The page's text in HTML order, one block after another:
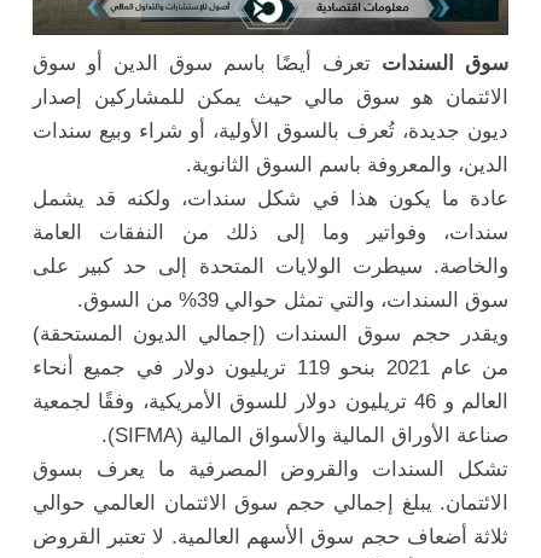
سوق السندات تعرف أيضًا باسم سوق الدين أو سوق
الائتمان هو سوق مالي حيث يمكن للمشاركين إصدار
ديون جديدة، تُعرف بالسوق الأولية، أو شراء وبيع سندات
الدين، والمعروفة باسم السوق الثانوية.
عادة ما يكون هذا في شكل سندات، ولكنه قد يشمل
سندات، وفواتير وما إلى ذلك من النفقات العامة
والخاصة. سيطرت الولايات المتحدة إلى حد كبير على
سوق السندات، والتي تمثل حوالي 39% من السوق.
ويقدر حجم سوق السندات (إجمالي الديون المستحقة)
من عام 2021 بنحو 119 تريليون دولار في جميع أنحاء
العالم و 46 تريليون دولار للسوق الأمريكية، وفقًا لجمعية
صناعة الأوراق المالية والأسواق المالية (SIFMA).
تشكل السندات والقروض المصرفية ما يعرف بسوق
الائتمان. يبلغ إجمالي حجم سوق الائتمان العالمي حوالي
ثلاثة أضعاف حجم سوق الأسهم العالمية. لا تعتبر القروض